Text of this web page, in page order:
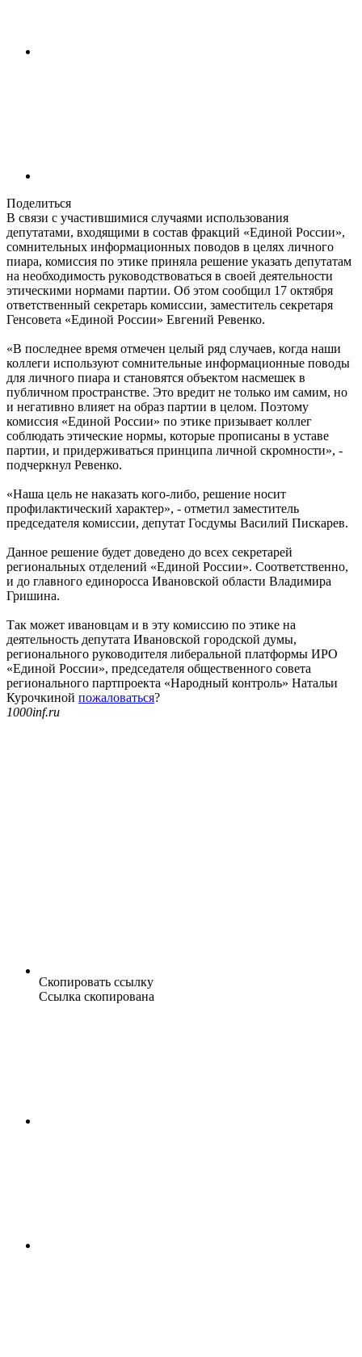
Поделиться
В связи с участившимися случаями использования
депутатами, входящими в состав фракций «Единой России»,
сомнительных информационных поводов в целях личного
пиара, комиссия по этике приняла решение указать депутатам
на необходимость руководствоваться в своей деятельности
этическими нормами партии. Об этом сообщил 17 октября
ответственный секретарь комиссии, заместитель секретаря
Генсовета «Единой России» Евгений Ревенко.
«В последнее время отмечен целый ряд случаев, когда наши
коллеги используют сомнительные информационные поводы
для личного пиара и становятся объектом насмешек в
публичном пространстве. Это вредит не только им самим, но
и негативно влияет на образ партии в целом. Поэтому
комиссия «Единой России» по этике призывает коллег
соблюдать этические нормы, которые прописаны в уставе
партии, и придерживаться принципа личной скромности», -
подчеркнул Ревенко.
«Наша цель не наказать кого-либо, решение носит
профилактический характер», - отметил заместитель
председателя комиссии, депутат Госдумы Василий Пискарев.
Данное решение будет доведено до всех секретарей
региональных отделений «Единой России». Соответственно,
и до главного единоросса Ивановской области Владимира
Гришина.
Так может ивановцам и в эту комиссию по этике на
деятельность депутата Ивановской городской думы,
регионального руководителя либеральной платформы ИРО
«Единой России», председателя общественного совета
регионального партпроекта «Народный контроль» Натальи
Курочкиной пожаловаться?
1000inf.ru
Скопировать ссылку
Ссылка скопирована